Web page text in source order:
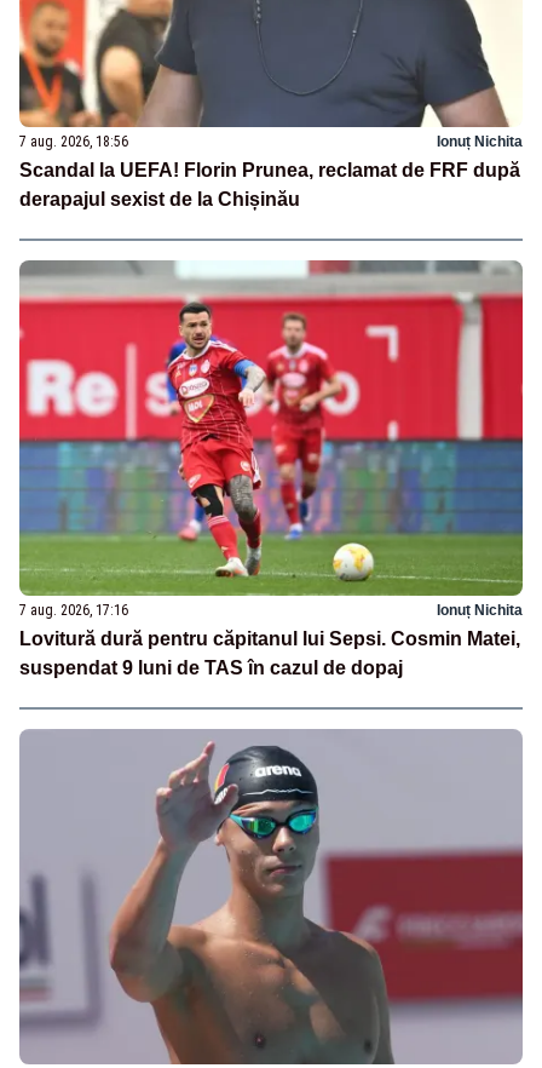
7 aug. 2026, 18:56 Ionuț Nichita
Scandal la UEFA! Florin Prunea, reclamat de FRF după
derapajul sexist de la Chișinău
7 aug. 2026, 17:16 Ionuț Nichita
Lovitură dură pentru căpitanul lui Sepsi. Cosmin Matei,
suspendat 9 luni de TAS în cazul de dopaj